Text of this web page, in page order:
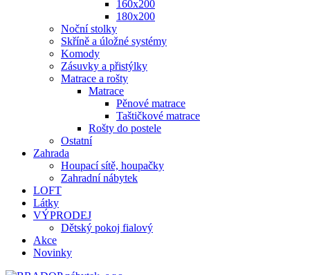
160x200
180x200
Noční stolky
Skříně a úložné systémy
Komody
Zásuvky a přistýlky
Matrace a rošty
Matrace
Pěnové matrace
Taštičkové matrace
Rošty do postele
Ostatní
Zahrada
Houpací sítě, houpačky
Zahradní nábytek
LOFT
Látky
VÝPRODEJ
Dětský pokoj fialový
Akce
Novinky